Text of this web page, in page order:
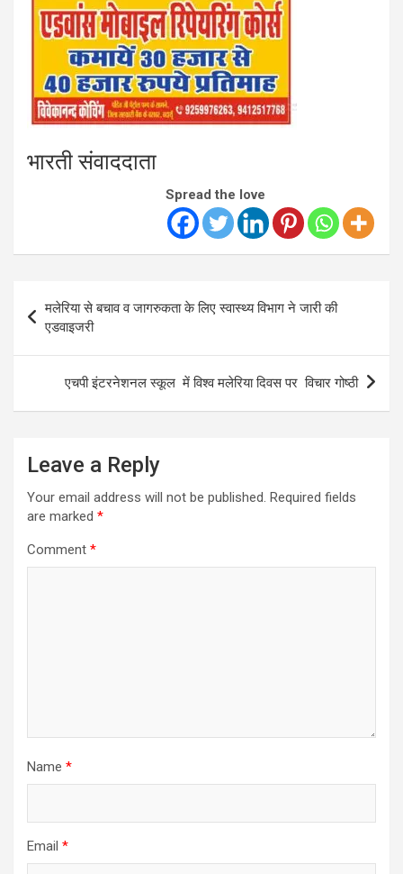
भारती संवाददाता
Spread the love
Post
navigation
मलेरिया से बचाव व जागरुकता के लिए स्वास्थ्य विभाग ने जारी की
एडवाइजरी
एचपी इंटरनेशनल स्कूल में विश्व मलेरिया दिवस पर विचार गोष्ठी
Leave a Reply
Your email address will not be published. Required fields
are marked *
Comment *
Name *
Email *